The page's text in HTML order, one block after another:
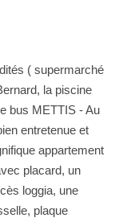
( supermarché
la piscine
bus METTIS - Au
entretenue et
appartement
placard, un
loggia, une
plaque